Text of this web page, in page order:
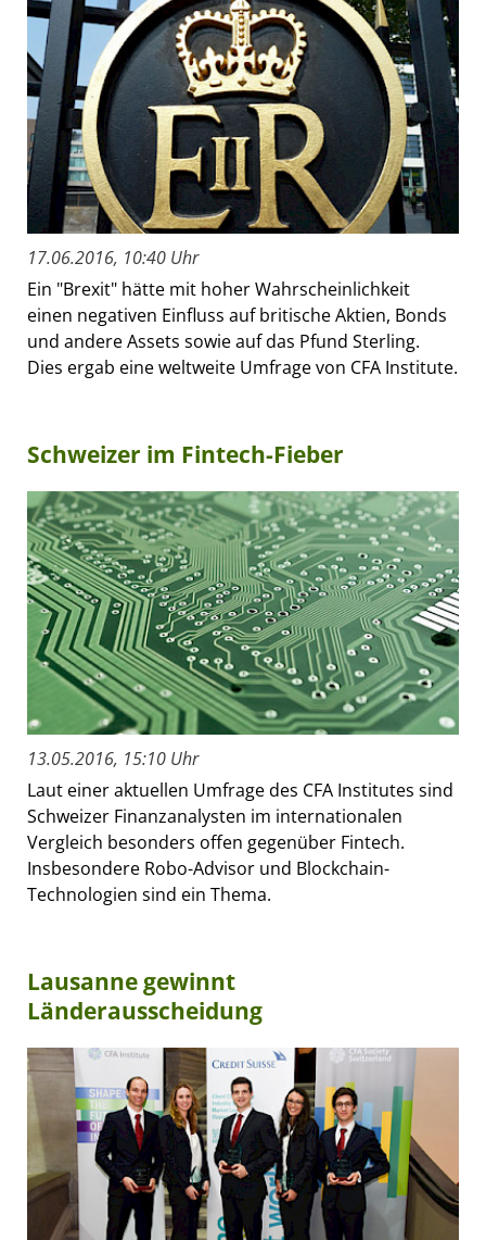
17.06.2016, 10:40 Uhr
Ein "Brexit" hätte mit hoher Wahrscheinlichkeit
einen negativen Einfluss auf britische Aktien, Bonds
und andere Assets sowie auf das Pfund Sterling.
Dies ergab eine weltweite Umfrage von CFA Institute.
Schweizer im Fintech-Fieber
13.05.2016, 15:10 Uhr
Laut einer aktuellen Umfrage des CFA Institutes sind
Schweizer Finanzanalysten im internationalen
Vergleich besonders offen gegenüber Fintech.
Insbesondere Robo-Advisor und Blockchain-
Technologien sind ein Thema.
Lausanne gewinnt
Länderausscheidung